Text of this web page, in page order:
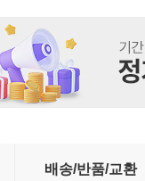
배송/반품/교환